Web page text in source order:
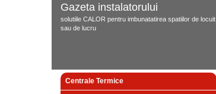
Gazeta instalatorului
solutiile CALOR pentru imbunatatirea spatiilor de locuit
sau de lucru
Centrale Termice